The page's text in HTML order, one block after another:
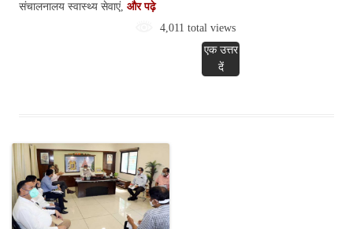
संचालनालय स्वास्थ्य सेवाएं, और पढ़े
4,011 total views
एक उत्तर
दें